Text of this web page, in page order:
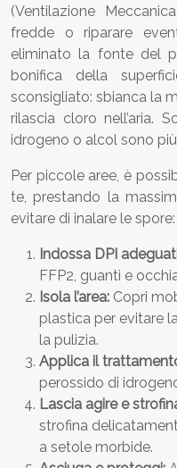
(Ventilazione
fredde o riparare
eliminato la fonte del
bonifica della
sconsigliato: sbianca la
rilascia cloro nell’aria.
idrogeno o alcol sono
Per piccole aree, è
te, prestando la
evitare di inalare le spore:
Indossa DPI
FFP2, guanti e
Isola l’area: Copri
plastica per evitare
la pulizia.
Applica il
perossido di
Lascia agire e
strofina
a setole morbide.